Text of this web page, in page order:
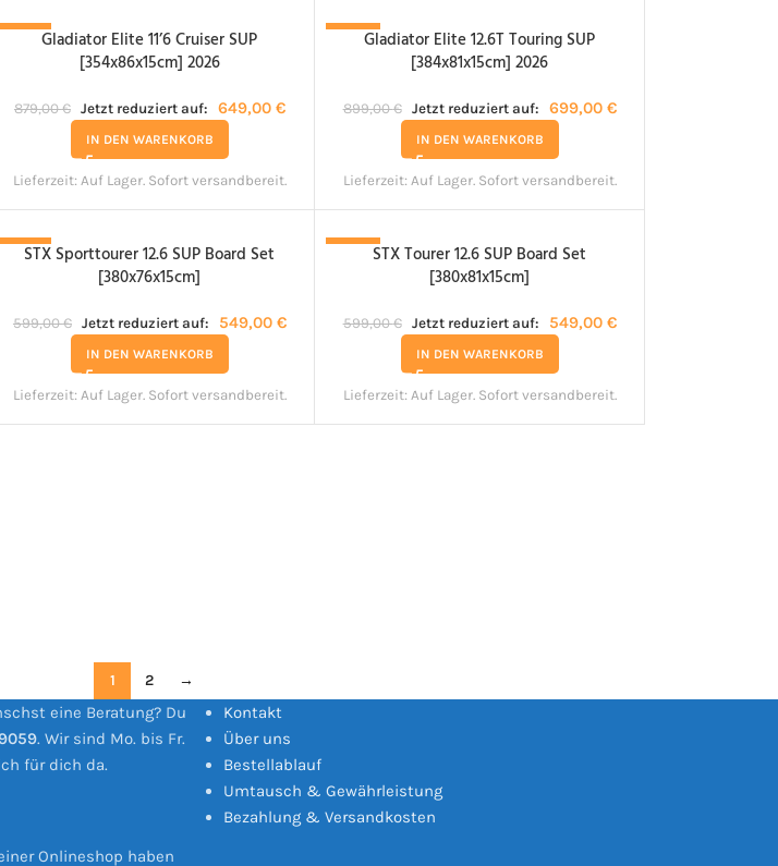
Gladiator Elite 11’6 Cruiser SUP
[354x86x15cm] 2026
879,00€ Jetzt reduziert auf: 649,00 €
IN DEN WARENKORB
Lieferzeit: Auf Lager. Sofort versandbereit.
-22%Gladiator Elite 12.6T Touring SUP
[384x81x15cm] 2026
899,00€ Jetzt reduziert auf: 699,00 €
IN DEN WARENKORB
Lieferzeit: Auf Lager. Sofort versandbereit.
-8%
STX Sporttourer 12.6 SUP Board Set
[380x76x15cm]
599,00€ Jetzt reduziert auf: 549,00 €
IN DEN WARENKORB
Lieferzeit: Auf Lager. Sofort versandbereit.
STX Tourer 12.6 SUP Board Set
[380x81x15cm]
599,00€ Jetzt reduziert auf: 549,00 €
IN DEN WARENKORB
Lieferzeit: Auf Lager. Sofort versandbereit.
1 2 →
eine Beratung? Du
. Wir sind Mo. bis Fr.
für dich da.
Onlineshop haben
Kontakt
Über uns
Bestellablauf
Umtausch & Gewährleistung
Bezahlung & Versandkosten